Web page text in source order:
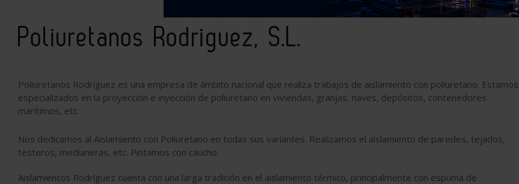
Poliuretanos Rodriguez, S.L.
Poliuretanos Rodríguez es una empresa de ámbito nacional que realiza trabajos de aislamiento con poliuretano. Estamos
especializados en la proyección e inyección de poliuretano en viviendas, granjas, naves, depósitos, contenedores
marítimos, etc.
Nos dedicamos al Aislamiento con Poliuretano en todas sus variantes. Realizamos el aislamiento de paredes, tejados,
testeros, medianeras, etc. Pintamos con caucho.
Aislamientos Rodríguez cuenta con una larga tradición en el aislamiento térmico, principalmente con espuma de